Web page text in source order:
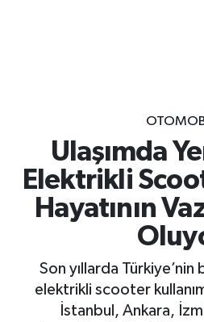
Ulaşımda
Elektrikli
Hayatının
Son yıllarda
elektrikli scooter
İstanbul, Ankara,